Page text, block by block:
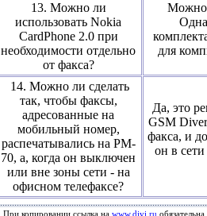
13. Можно ли
использовать Nokia
CardPhone 2.0 при
необходимости отдельно
от факса?
Можно,
для
14. Можно ли сделать
так, чтобы факсы,
адресованные на
мобильный номер,
распечатывались на PM-
70, а, когда он выключен
или вне зоны сети - на
офисном телефаксе?
Да, это
GSM
факса, и
он в
При копировании ссылка на www.divi.ru